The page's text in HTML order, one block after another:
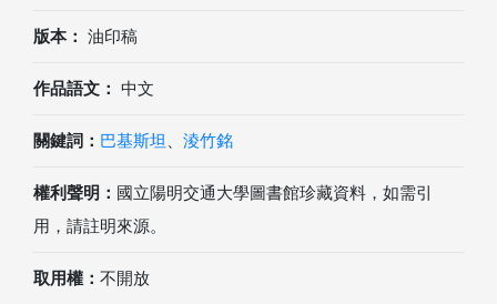
版本： 油印稿
作品語文： 中文
關鍵詞： 巴基斯坦 淩竹銘
權利聲明： 國立陽明交通大學圖書館珍藏資料，如需引
用，請註明來源。
取用權： 不開放